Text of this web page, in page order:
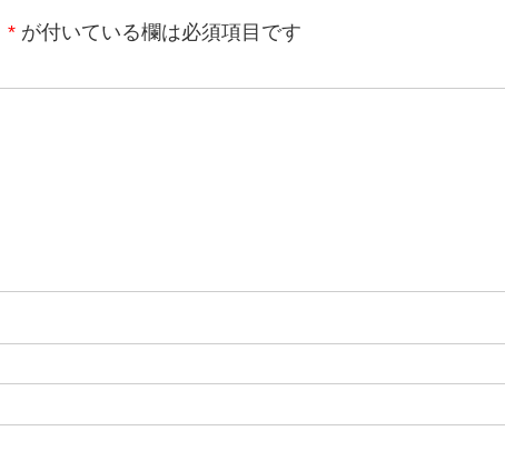
*が付いている欄は必須項目です